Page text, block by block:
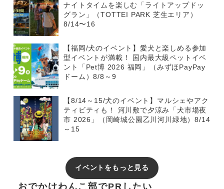
ナイトタイムを楽しむ「ライトアップドッ
グラン」（TOTTEI PARK 芝生エリア）
8/14〜16
【福岡/犬のイベント】愛犬と楽しめる参加
型イベントが満載！ 国内最大級ペットイベ
ント「Pet博 2026 福岡」（みずほPayPay
ドーム）8/8～9
【8/14～15/犬のイベント】マルシェやアク
ティビティも！ 河川敷で夕涼み「犬市場夜
市 2026」（岡崎城公園乙川河川緑地）8/14
～15
イベントをもっと見る
おでかけわんこ部でPRしたい